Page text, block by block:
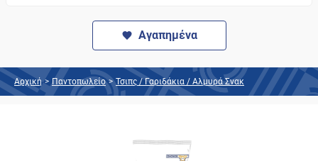
Αγαπημένα
Αρχική > Παντοπωλείο > Τσιπς / Γαριδάκια / Αλμυρά Σνακ